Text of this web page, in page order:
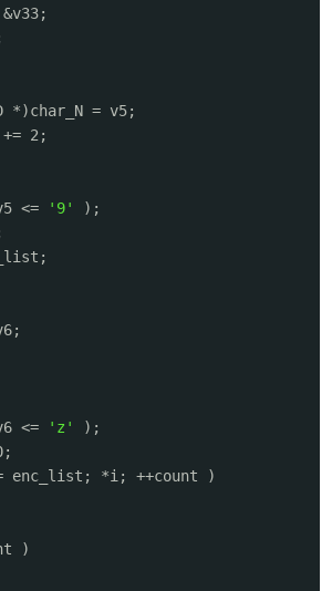
*)char_N = v5;
+= 2;
<= '9' );
<= 'z' );
enc_list; *i; ++count )
)